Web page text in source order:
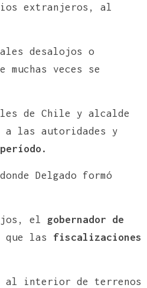
extranjeros, al
desalojos o
veces se
de Chile y alcalde
a las autoridades y
Delgado formó
el gobernador de
que las fiscalizaciones
al interior de terrenos